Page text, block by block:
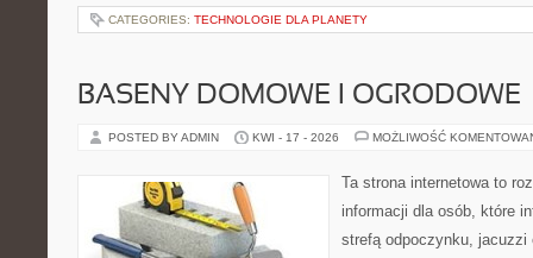
CATEGORIES: TECHNOLOGIE DLA PLANETY
BASENY DOMOWE I OGRODOWE
POSTED BY ADMIN KWI - 17 - 2026 MOŻLIWOŚĆ
Ta strona internetowa to
informacji dla osób, które
strefą odpoczynku, jacuzzi